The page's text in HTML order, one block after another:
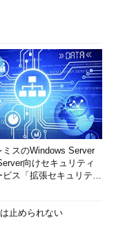
する
きたら、自動更新
1にて、ツール・バ
ックすればよい。コ
だ。
フォルダをリネー
作は不要である。
ミスのWindows Server
向けセキュリティ
ビス「拡張セキュリティ
止められない